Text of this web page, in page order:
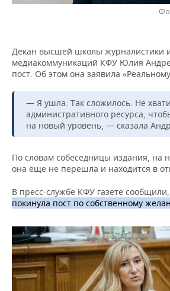
ОТКРЫТАЯ ЛЕКЦИЯ
БАСКЕТБОЛ
ВОЛЕЙБОЛ
КИБЕРСПОРТ
ВОДНЫЕ ВИДЫ СПОРТА
ХОККЕЙ С МЯЧОМ
ИНФРАСТРУКТУРА
ИСТОРИЯ
КУЛЬТУРА
ОБРАЗОВАНИЕ
ПРОИСШЕСТВИЯ
СПРАВОЧНИК
СПИСОК ПЕРСОН
СПИСОК КОМПАНИЙ
ПОЛНАЯ ВЕРСИЯ
Декан высшей школы журналистики
медиакоммуникаций КФУ Юлия
пост. Об этом она заявила
— Я ушла. Так сложилось. Не
административного ресурса,
на новый уровень, — сказала
По словам собеседницы издания, на
она еще не перешла и находится в
В пресс-службе КФУ газете
покинула пост по собственному